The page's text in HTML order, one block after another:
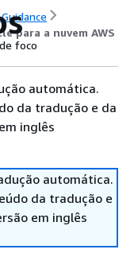
para a nuvem AWS
foco
automática.
da tradução e da
inglês
automática.
da tradução e
em inglês